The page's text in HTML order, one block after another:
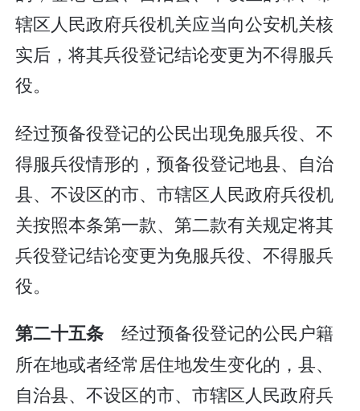
辖区人民政府兵役机关应当向公安机关核
实后，将其兵役登记结论变更为不得服兵
役。
经过预备役登记的公民出现免服兵役、不
得服兵役情形的，预备役登记地县、自治
县、不设区的市、市辖区人民政府兵役机
关按照本条第一款、第二款有关规定将其
兵役登记结论变更为免服兵役、不得服兵
役。
第二十五条经过预备役登记的公民户籍
所在地或者经常居住地发生变化的，县、
自治县、不设区的市、市辖区人民政府兵